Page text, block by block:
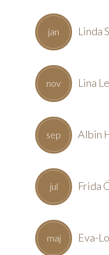
jan Linda
nov Lina
sep Albin
jul Frida
maj Eva-